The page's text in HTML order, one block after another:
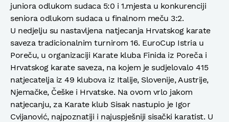
juniora odlukom sudaca 5:0 i 1.mjesta u konkurenciji
seniora odlukom sudaca u finalnom meču 3:2.
U nedjelju su nastavljena natjecanja Hrvatskog karate
saveza tradicionalnim turnirom 16. EuroCup Istria u
Poreču, u organizaciji Karate kluba Finida iz Poreča i
Hrvatskog karate saveza, na kojem je sudjelovalo 415
natjecatelja iz 49 klubova iz Italije, Slovenije, Austrije,
Njemačke, Češke i Hrvatske. Na ovom vrlo jakom
natjecanju, za Karate klub Sisak nastupio je Igor
Cvijanović, najpoznatiji i najuspješniji sisački karatist. U